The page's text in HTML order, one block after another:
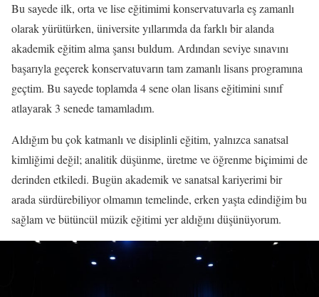
Bu sayede ilk, orta ve lise eğitimimi konservatuvarla eş zamanlı
olarak yürütürken, üniversite yıllarımda da farklı bir alanda
akademik eğitim alma şansı buldum. Ardından seviye sınavını
başarıyla geçerek konservatuvarın tam zamanlı lisans programına
geçtim. Bu sayede toplamda 4 sene olan lisans eğitimini sınıf
atlayarak 3 senede tamamladım.
Aldığım bu çok katmanlı ve disiplinli eğitim, yalnızca sanatsal
kimliğimi değil; analitik düşünme, üretme ve öğrenme biçimimi de
derinden etkiledi. Bugün akademik ve sanatsal kariyerimi bir
arada sürdürebiliyor olmamın temelinde, erken yaşta edindiğim bu
sağlam ve bütüncül müzik eğitimi yer aldığını düşünüyorum.